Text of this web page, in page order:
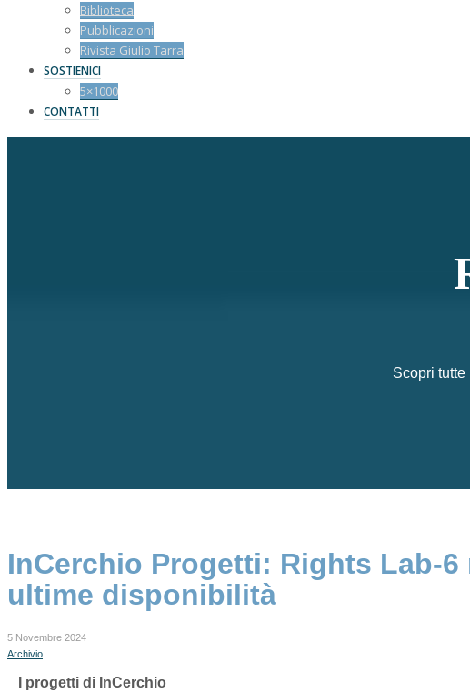
Biblioteca
Pubblicazioni
Rivista Giulio Tarra
SOSTIENICI
5×1000
CONTATTI
Scopri
InCerchio Progetti: Rights Lab-
ultime disponibilità
5 Novembre 2024
Archivio
I progetti di InCerchio